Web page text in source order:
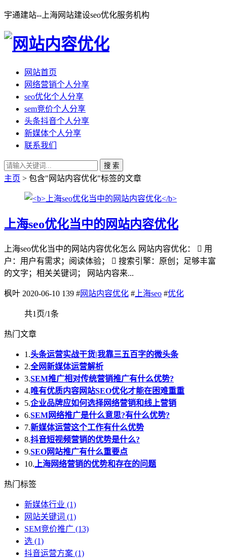
宇通建站--上海网站建设seo优化服务机构
网站首页
网络营销个人分享
seo优化个人分享
sem竞价个人分享
头条抖音个人分享
新媒体个人分享
联系我们
搜 索
主页 > 包含"网站内容优化"标签的文章
上海seo优化当中的网站内容优化
上海seo优化当中的网站内容优化怎么 网站内容优化：  用
户：用户有需求；阅读体验；  搜索引擎：原创；足够丰富
的文字；相关关键词； 网站内容来...
枫叶 2020-06-10 139 #网站内容优化 # 上海seo #优化
共1页/1条
热门文章
1.头条运营实战干货|我靠三五百字的微头条
2.全网新媒体运营解析
3.SEM推广相对传统营销推广有什么优势?
4. 唯有优质内容网站SEO优化才能在困难重重
5.企业品牌应如何选择网络营销和线上营销
6.SEM网络推广是什么意思?有什么优势?
7.新媒体运营这个工作有什么优势
8.抖音短视频营销的优势是什么?
9.SEO网站推广有什么重要点
10. 上海网络营销的优势和存在的问题
热门标签
新媒体行业 (1)
网站关键词 (1)
SEM竞价推广 (13)
选 (1)
抖音运营方案 (1)